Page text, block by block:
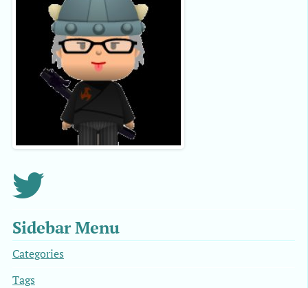
Sidebar Menu
Categories
Tags